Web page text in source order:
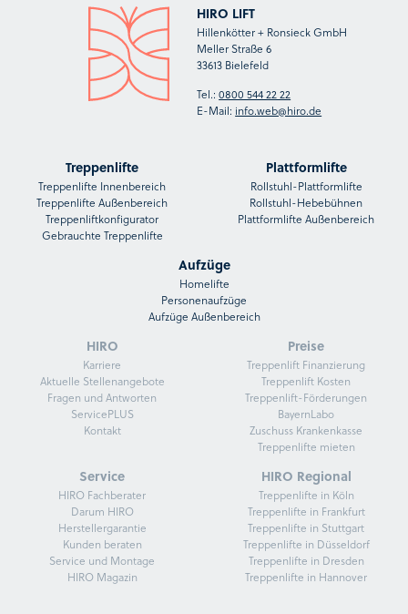
HIRO LIFT
Hillenkötter + Ronsieck GmbH
Meller Straße 6
33613 Bielefeld
Tel.:0800 544 22 22
E-Mail: info.web@hiro.de
Treppenlifte
Treppenlifte Innenbereich
Treppenlifte Außenbereich
Treppenliftkonfigurator
Gebrauchte Treppenlifte
Plattformlifte
Rollstuhl-Plattformlifte
Rollstuhl-Hebebühnen
Plattformlifte Außenbereich
Aufzüge
Homelifte
Personenaufzüge
Aufzüge Außenbereich
HIRO
Karriere
Aktuelle Stellenangebote
Fragen und Antworten
ServicePLUS
Kontakt
Preise
Treppenlift Finanzierung
Treppenlift Kosten
Treppenlift-Förderungen
BayernLabo
Zuschuss Krankenkasse
Treppenlifte mieten
Service
HIRO Fachberater
Darum HIRO
Herstellergarantie
Kunden beraten
Service und Montage
HIRO Magazin
HIRO Regional
Treppenlifte in Köln
Treppenlifte in Frankfurt
Treppenlifte in Stuttgart
Treppenlifte in Düsseldorf
Treppenlifte in Dresden
Treppenlifte in Hannover